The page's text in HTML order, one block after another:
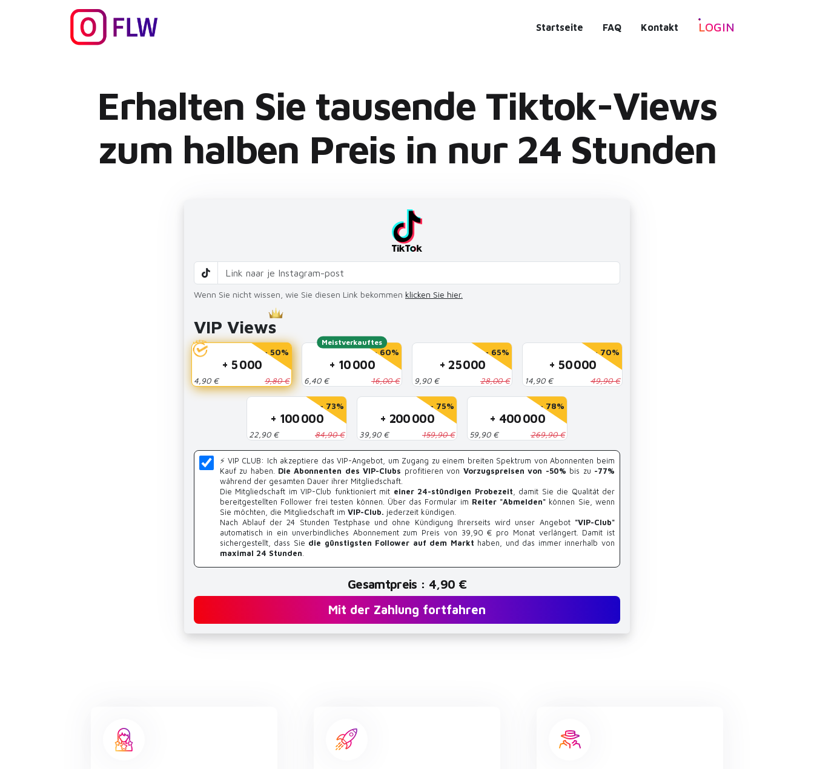
Startseite FAQ Kontakt LOGIN
Erhalten Sie tausende Tiktok-Views
zum halben Preis in nur 24 Stunden
Wenn Sie nicht wissen, wie Sie diesen Link bekommen klicken Sie hier.
VIP Views
- 50%
+ 5 000
4,90 € 9,80 €
Meistverkauftes
- 60%
+ 10 000
6,40 € 16,00 €
- 65%
+ 25 000
9,90 € 28,00 €
- 70%
+ 50 000
14,90 € 49,90 €
- 73%
+ 100 000
22,90 € 84,90 €
- 75%
+ 200 000
39,90 € 159,90 €
- 78%
+ 400 000
59,90 € 269,90 €
⚡️ VIP CLUB: Ich akzeptiere das VIP-Angebot, um Zugang zu einem breiten Spektrum von Abonnenten beim
Kauf zu haben. Die Abonnenten des VIP-Clubs profitieren von Vorzugspreisen von -50% bis zu -77%
während der gesamten Dauer ihrer Mitgliedschaft.
Die Mitgliedschaft im VIP-Club funktioniert mit einer 24-stündigen Probezeit , damit Sie die Qualität der
bereitgestellten Follower frei testen können. Über das Formular im Reiter "Abmelden" können Sie, wenn
Sie möchten, die Mitgliedschaft im VIP-Club. jederzeit kündigen.
Nach Ablauf der 24 Stunden Testphase und ohne Kündigung Ihrerseits wird unser Angebot "VIP-Club"
automatisch in ein unverbindliches Abonnement zum Preis von 39,90 € pro Monat verlängert. Damit ist
sichergestellt, dass Sie die günstigsten Follower auf dem Markt haben, und das immer innerhalb von
maximal 24 Stunden
Gesamtpreis : 4,90 €
Mit der Zahlung fortfahren